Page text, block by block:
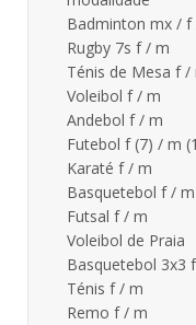
Badminton mx / f
Rugby 7s f / m
Ténis de Mesa f /
Voleibol f / m
Andebol f / m
Futebol f (7) / m
Karaté f / m
Basquetebol f / m
Futsal f / m
Voleibol de Praia
Basquetebol 3x3
Ténis f / m
Remo f / m